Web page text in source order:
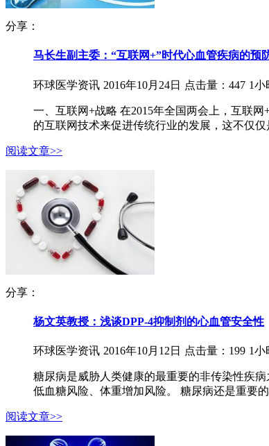
分享：
马长生副主委：“互联网+”时代心血管疾病的预
环球医学资讯 2016年10月24日 点击量：447 1小
一、互联网+战略 在2015年全国两会上，互联
的互联网技术来促进传统行业的发展，这不仅
阅读文章>>
分享：
杨文英教授：浅谈DPP-4抑制剂的心血管安全性
环球医学资讯 2016年10月12日 点击量：199 1小
糖尿病是威胁人类健康的最重要的非传染性疾
低血糖风险、体重增加风险。 糖尿病还是重要
阅读文章>>